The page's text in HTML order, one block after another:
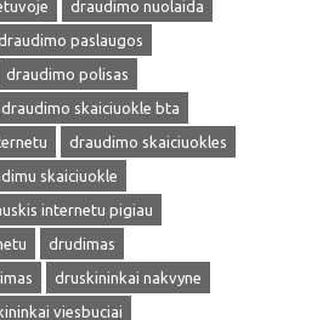
draudimo nuolaida
paslaugos
draudimo polisas
draudimo skaiciuokle bta
draudimo skaiciuokles
skaiciuokle
internetu pigiau
drudimas
druskininkai nakvyne
viesbuciai